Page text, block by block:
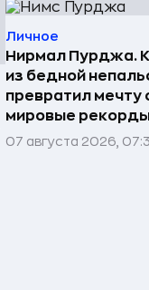
Личное
Нирмал Пурджа.
из бедной
превратил мечту
мировые рекорды
07 августа 2026,